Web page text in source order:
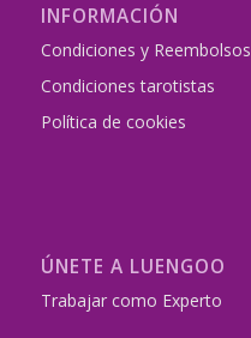
INFORMACIÓN
Condiciones y Reembolsos
Condiciones tarotistas
Política de cookies
ÚNETE A LUENGOO
Trabajar como Experto